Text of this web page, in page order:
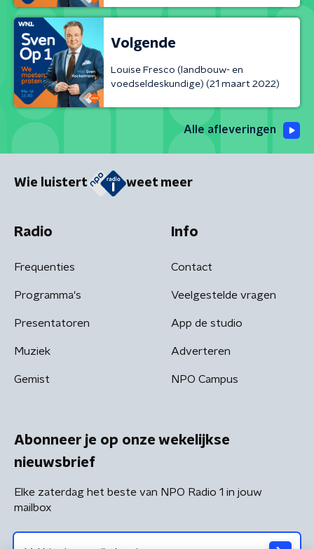
Volgende
Louise Fresco (landbouw- en
voedseldeskundige) (21 maart 2022)
Alle afleveringen
Wie luistert weet meer
Radio
Frequenties
Programma's
Presentatoren
Muziek
Gemist
Info
Contact
Veelgestelde vragen
App de studio
Adverteren
NPO Campus
Abonneer je op onze wekelijkse
nieuwsbrief
Elke zaterdag het beste van NPO Radio 1 in jouw
mailbox